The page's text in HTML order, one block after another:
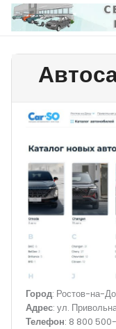
Перейти
содержимому
Город: Ростов-на-
Адрес: ул.
Телефон: 8 800